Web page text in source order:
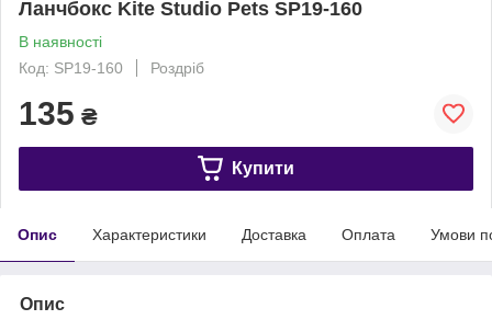
Ланчбокс Kite Studio Pets SP19-160
В наявності
Код: SP19-160
Роздріб
135 ₴
Купити
Опис Характеристики Доставка Оплата Умови
Опис